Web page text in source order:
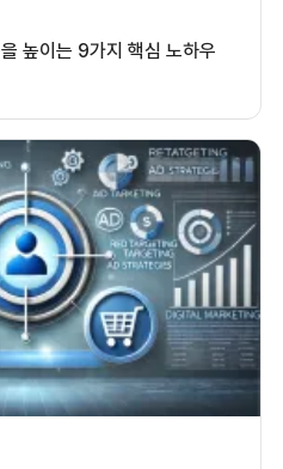
높이는 9가지 핵심 노하우